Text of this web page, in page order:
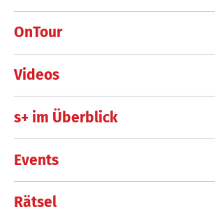
OnTour
Videos
s+ im Überblick
Events
Rätsel